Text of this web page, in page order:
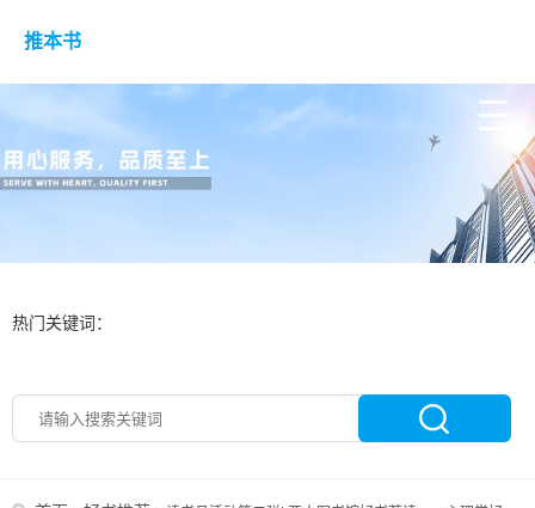
推本书
热门关键词：